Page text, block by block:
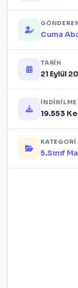
Cuma
TARIH
21 Eylül
İNDIRILME
19.553
KATEGORI
5.Sınıf